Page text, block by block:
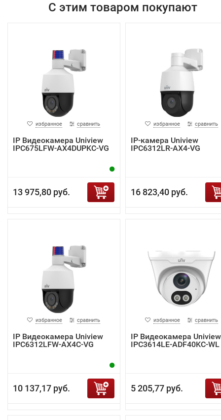
С этим товаром покупают
избранное сравнить
IP Видеокамера Uniview
IPC675LFW-AX4DUPKC-VG
13 975,80 руб.
избранное сравнить
IP-камера Uniview
IPC6312LR-AX4-VG
16 823,40 руб.
избранное сравнить
IP Видеокамера Uniview
IPC6312LFW-AX4C-VG
10 137,17 руб.
избранное сравнить
IP Видеокамера Uniview
IPC3614LE-ADF40KC-WL
5 205,77 руб.